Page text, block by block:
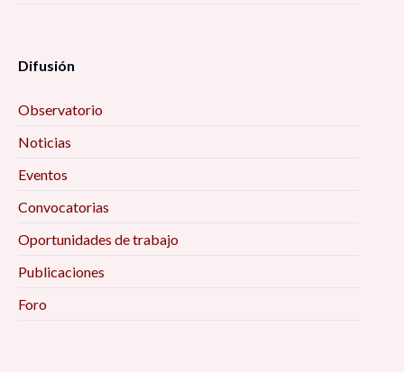
Difusión
Observatorio
Noticias
Eventos
Convocatorias
Oportunidades de trabajo
Publicaciones
Foro